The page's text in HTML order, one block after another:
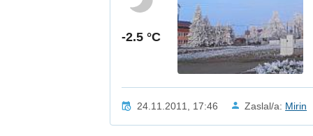
-2.5 °C
24.11.2011, 17:46 Zaslal/a: Mirin